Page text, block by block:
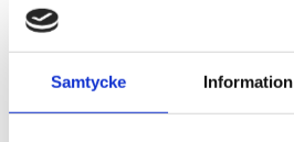
Samtycke Information